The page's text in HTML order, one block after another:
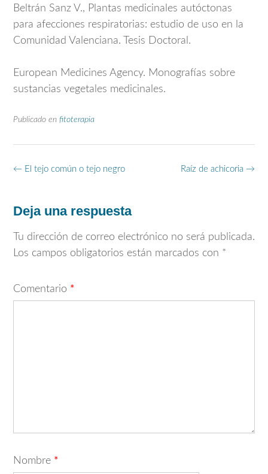
Beltrán Sanz V., Plantas medicinales autóctonas
para afecciones respiratorias: estudio de uso en la
Comunidad Valenciana. Tesis Doctoral.
European Medicines Agency. Monografías sobre
sustancias vegetales medicinales.
Publicado en fitoterapia
Navegación
Raíz de achicoria →
← El tejo común o tejo negro
Deja una respuesta
Tu dirección de correo electrónico no será publicada.
Los campos obligatorios están marcados con *
Comentario *
Nombre *